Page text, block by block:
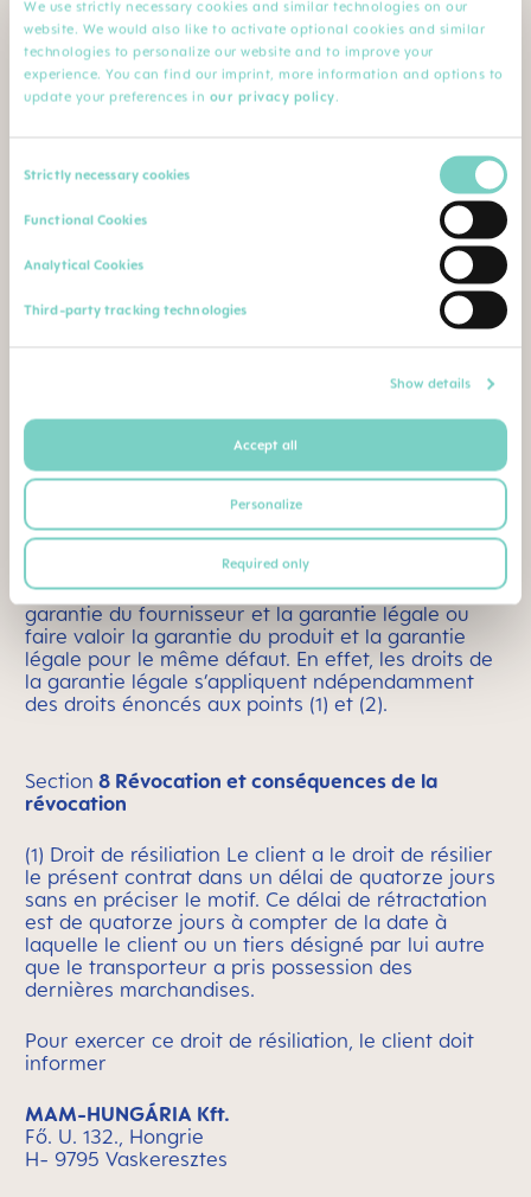
We use strictly necessary cookies and similar technologies on our
website. We would also like to activate optional cookies and similar
technologies to personalize our website and to improve your
experience. You can find our imprint, more information and options to
update your preferences in our privacy policy.
Consent
Strictly necessary cookies
Functional Cookies
Analytical Cookies
Third-party tracking technologies
Show details
Accept all
Personalize
Required only
faire valoir son droit à la garantie des accessoires
auprès du fabricant pour le produit remplacé ou la
pièce réparée.
(3) Garantie légale
produits spécifiés dans l’annexe 1 du décret
gouvernemental hongrois 151/2003 (IX. 22.) sur la
garantie légale obligatoire pour certains biens de
Les droits du client en matière de garantie et de
délais sont régis par le règlement du décret
demandes de garantie pour des marchandises
une entreprise.
Dans quels cas le fournisseur est-il exempté de son
obligation de garantie ?
Lefournisseurn’est libéré de son obligation de
garantie légale que s’il peut prouver que la cause
du défaut est apparue après l’exécution du contrat.
Le client ne peut pas à la fois faire valoir la
garantie du fournisseur et la garantie légale ou
faire valoir la garantie du produit et la garantie
légale pour le même défaut. En effet, les droits de
la garantie légale s’appliquent ndépendamment
des droits énoncés aux points (1) et (2).
Section 8 Révocation et conséquences de la
révocation
(1) Droit de résiliation Le client a le droit de résilier
le présent contrat dans un délai de quatorze jours
sans en préciser le motif. Ce délai de rétractation
est de quatorze jours à compter de la date à
laquelle le client ou un tiers désigné par lui autre
que le transporteur a pris possession des
dernières marchandises.
Pour exercer ce droit de résiliation, le client doit
informer
MAM-HUNGÁRIA Kft.
Fő. U. 132., Hongrie
H- 9795 Vaskeresztes